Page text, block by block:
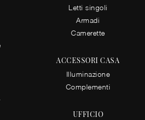
Letti singoli
Armadi
Camerette
ACCESSORI CASA
Illuminazione
Complementi
UFFICIO